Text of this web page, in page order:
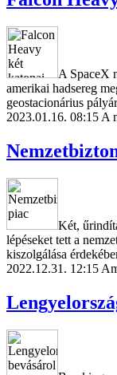
A SpaceX
amerikai hadsereg
geostacionárius
2023.01.16. 08:15 A
Két,
lépéseket tett a
kiszolgálása
2022.12.31. 12:15